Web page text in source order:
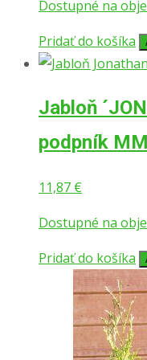
bola:
14,87 €.
je:
Dostupné na
Pridať do košíka
Jabloň
podpník
11,87 €
Dostupné na
Pridať do košíka